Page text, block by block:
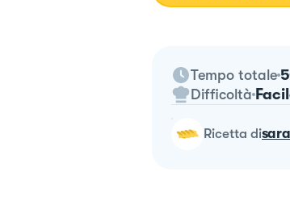
Tempo totale
Difficoltà
ricetta di